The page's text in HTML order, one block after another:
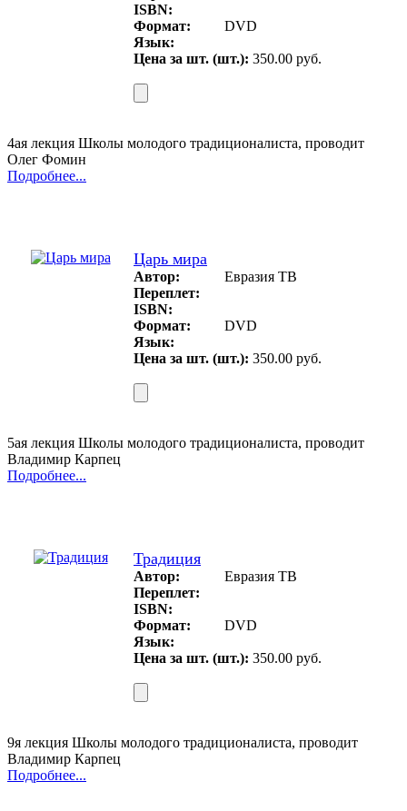
ISBN:
Формат:
DVD
Язык:
Цена за шт. (шт.): 350.00 руб.
4ая лекция Школы молодого традиционалиста, проводит
Олег Фомин
Подробнее...
Царь мира
Автор:
Евразия ТВ
Переплет:
ISBN:
Формат:
DVD
Язык:
Цена за шт. (шт.): 350.00 руб.
5ая лекция Школы молодого традиционалиста, проводит
Владимир Карпец
Подробнее...
Традиция
Автор:
Евразия ТВ
Переплет:
ISBN:
Формат:
DVD
Язык:
Цена за шт. (шт.): 350.00 руб.
9я лекция Школы молодого традиционалиста, проводит
Владимир Карпец
Подробнее...